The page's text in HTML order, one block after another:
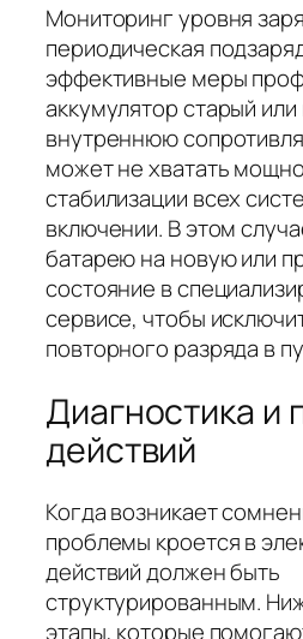
Мониторинг уровня
периодическая
эффективные меры
аккумулятор старый
внутреннюю
может не хватать
стабилизации всех
включении. В этом
батарею на новую или
состояние в
сервисе, чтобы
повторного разряда в
Диагностика и
действий
Когда возникает
проблемы кроется в
действий должен быть
структурированным.
этапы, которые